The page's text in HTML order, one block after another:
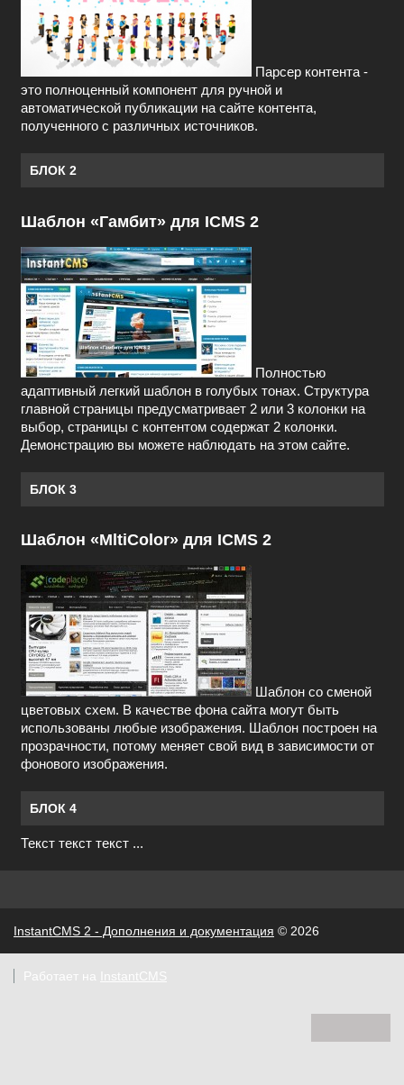
Парсер контента -
это полноценный компонент для ручной и
автоматической публикации на сайте контента,
полученного с различных источников.
БЛОК 2
Шаблон «Гамбит» для ICMS 2
Полностью
адаптивный легкий шаблон в голубых тонах. Структура
главной страницы предусматривает 2 или 3 колонки на
выбор, страницы с контентом содержат 2 колонки.
Демонстрацию вы можете наблюдать на этом сайте.
БЛОК 3
Шаблон «MltiColor» для ICMS 2
Шаблон со сменой
цветовых схем. В качестве фона сайта могут быть
использованы любые изображения. Шаблон построен на
прозрачности, потому меняет свой вид в зависимости от
фонового изображения.
БЛОК 4
Текст текст текст ...
InstantCMS 2 - Дополнения и документация © 2026
Работает на InstantCMS